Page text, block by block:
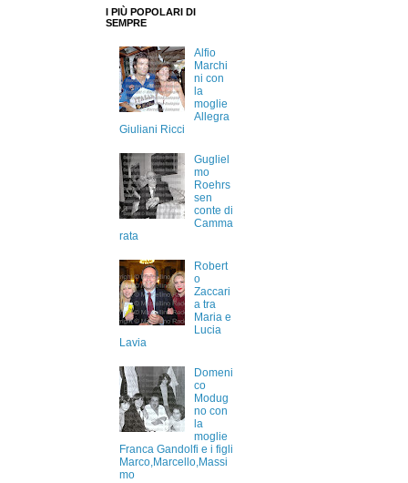
I PIÙ POPOLARI DI
SEMPRE
Alfio
Marchi
ni con
la
moglie
Allegra
Giuliani Ricci
Gugliel
mo
Roehrs
sen
conte di
Camma
rata
Robert
o
Zaccari
a tra
Maria e
Lucia
Lavia
Domeni
co
Modug
no con
la
moglie
Franca Gandolfi e i figli
Marco,Marcello,Massi
mo